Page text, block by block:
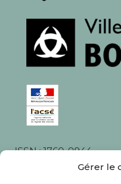
Gérer le
ISSN : 1760-0944
Rédaction, photos et